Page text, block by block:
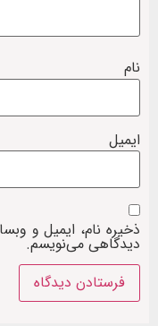
نام
ایمیل
ذخیره نام، ایمیل و
دیدگاهی می‌نویسم.